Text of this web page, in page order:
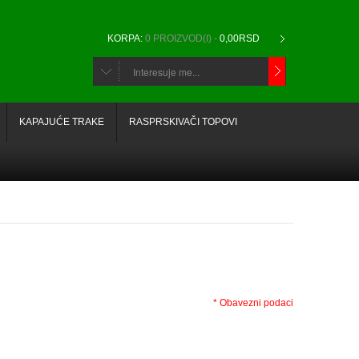
KORPA: 0 PROIZVOD(I) - 0,00RSD
CHOOSE
BELOW
KAPAJUĆE TRAKE RASPRSKIVAČI TOPOVI
* Obavezni podaci